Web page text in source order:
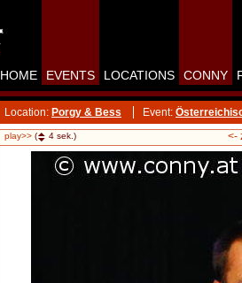
HOME EVENTS LOCATIONS CONNY
Location: Porgy & Bess Event:
play>> ( 4 sek.) <-